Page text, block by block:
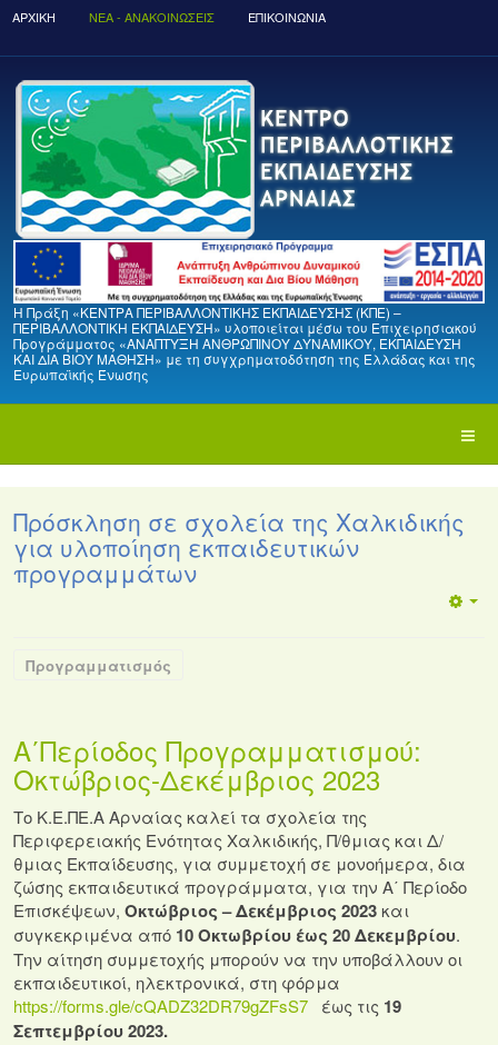
ΑΡΧΙΚΉ ΝΈΑ - ΑΝΑΚΟΙΝΏΣΕΙΣ ΕΠΙΚΟΙΝΩΝΙΑ
Η Πράξη «ΚΕΝΤΡΑ ΠΕΡΙΒΑΛΛΟΝΤΙΚΗΣ ΕΚΠΑΙΔΕΥΣΗΣ (ΚΠΕ) –
ΠΕΡΙΒΑΛΛΟΝΤΙΚΗ ΕΚΠΑΙΔΕΥΣΗ» υλοποιείται μέσω του Επιχειρησιακού
Προγράμματος «ΑΝΑΠΤΥΞΗ ΑΝΘΡΩΠΙΝΟΥ ΔΥΝΑΜΙΚΟΥ, ΕΚΠΑΙΔΕΥΣΗ
ΚΑΙ ΔΙΑ ΒΙΟΥ ΜΑΘΗΣΗ» με τη συγχρηματοδότηση της Ελλάδας και της
Ευρωπαϊκής Ένωσης
Πρόσκληση σε σχολεία της Χαλκιδικής
για υλοποίηση εκπαιδευτικών
προγραμμάτων
Προγραμματισμός
Α΄Περίοδος Προγραμματισμού:
Οκτώβριος-Δεκέμβριος 2023
Το Κ.Ε.ΠΕ.Α Αρναίας καλεί τα σχολεία της
Περιφερειακής Ενότητας Χαλκιδικής, Π/θμιας και Δ/
θμιας Εκπαίδευσης, για συμμετοχή σε μονοήμερα, δια
ζώσης εκπαιδευτικά προγράμματα, για την Α΄ Περίοδο
Επισκέψεων, Οκτώβριος – Δεκέμβριος 2023και
συγκεκριμένα από 10 Οκτωβρίου έως 20 Δεκεμβρίου.
Την αίτηση συμμετοχής μπορούν να την υποβάλλουν οι
εκπαιδευτικοί, ηλεκτρονικά, στη φόρμα
https://forms.gle/cQADZ32DR79gZFsS7 έως τις 19
Σεπτεμβρίου 2023.